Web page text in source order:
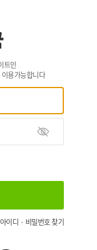
트인
용가능합니다
아이디 · 비밀번호 찾기